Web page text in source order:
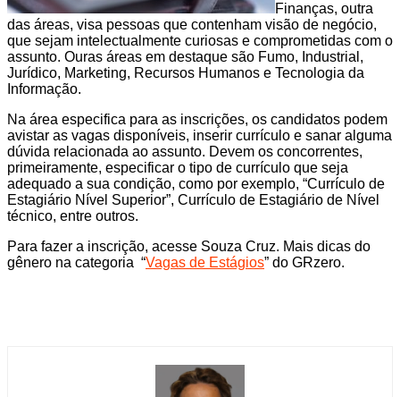
Finanças, outra
das áreas, visa pessoas que contenham visão de negócio,
que sejam intelectualmente curiosas e comprometidas com o
assunto. Ouras áreas em destaque são Fumo, Industrial,
Jurídico, Marketing, Recursos Humanos e Tecnologia da
Informação.
Na área especifica para as inscrições, os candidatos podem
avistar as vagas disponíveis, inserir currículo e sanar alguma
dúvida relacionada ao assunto. Devem os concorrentes,
primeiramente, especificar o tipo de currículo que seja
adequado a sua condição, como por exemplo, “Currículo de
Estagiário Nível Superior”, Currículo de Estagiário de Nível
técnico, entre outros.
Para fazer a inscrição, acesse Souza Cruz. Mais dicas do
gênero na categoria “Vagas de Estágios” do GRzero.